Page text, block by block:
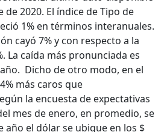
2020. El índice de Tipo de
1% en términos interanuales.
cayó 7% y con respecto a la
La caída más pronunciada es
Dicho de otro modo, en el
más caros que
la encuesta de expectativas
mes de enero, en promedio, se
año el dólar se ubique en los $